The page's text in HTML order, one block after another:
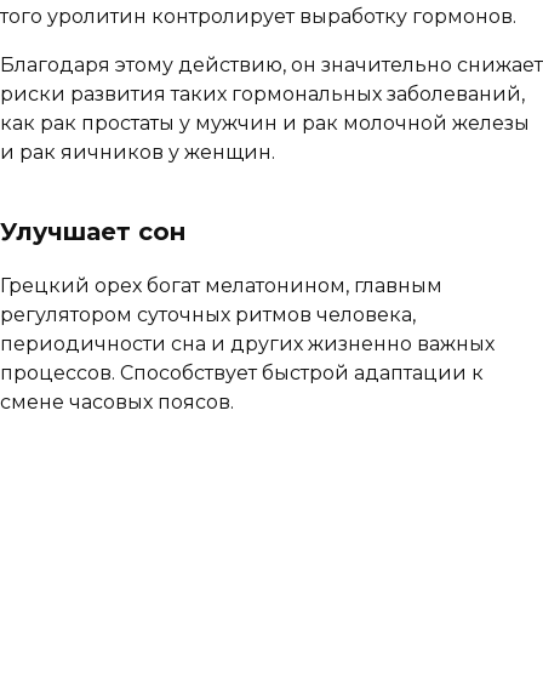
того уролитин контролирует выработку гормонов.
Благодаря этому действию, он значительно снижает
риски развития таких гормональных заболеваний,
как рак простаты у мужчин и рак молочной железы
и рак яичников у женщин.
Улучшает сон
Грецкий орех богат мелатонином, главным
регулятором суточных ритмов человека,
периодичности сна и других жизненно важных
процессов. Способствует быстрой адаптации к
смене часовых поясов.